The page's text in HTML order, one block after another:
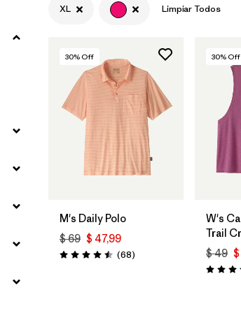
Filtrar por
Materials & Fabric
Filtrar por
Product Family
XL Limpiar Todos
30% Off
M's Daily Polo
$ 69 $ 47,99
Valoración: 4.5 / 5
(68Comentarios
)
30% Off
W's
Trail
$ 49